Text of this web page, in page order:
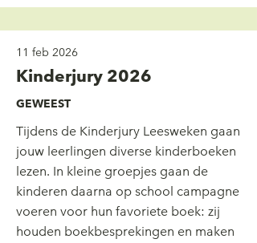
11 feb 2026
Kinderjury 2026
GEWEEST
Tijdens de Kinderjury Leesweken gaan
jouw leerlingen diverse kinderboeken
lezen. In kleine groepjes gaan de
kinderen daarna op school campagne
voeren voor hun favoriete boek: zij
houden boekbesprekingen en maken